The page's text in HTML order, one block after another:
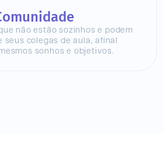
não estão sozinhos e podem
seus colegas de aula, afinal
sonhos e objetivos.